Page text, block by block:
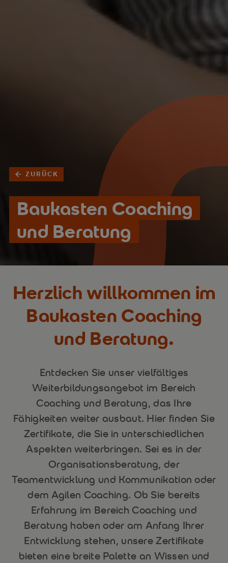
ZURÜCK
Baukasten Coaching
und Beratung
Herzlich willkommen im
Baukasten Coaching
und Beratung.
Entdecken Sie unser vielfältiges
Weiterbildungsangebot im Bereich
Coaching und Beratung, das Ihre
Fähigkeiten weiter ausbaut. Hier finden Sie
Zertifikate, die Sie in unterschiedlichen
Aspekten weiterbringen. Sei es in der
Organisationsberatung, der
Teamentwicklung und Kommunikation oder
dem Agilen Coaching. Ob Sie bereits
Erfahrung im Bereich Coaching und
Beratung haben oder am Anfang Ihrer
Entwicklung stehen, unsere Zertifikate
bieten eine breite Palette an Wissen und